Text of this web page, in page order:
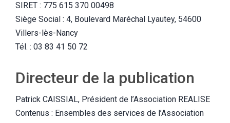
SIRET : 775 615 370 00498
Siège Social : 4, Boulevard Maréchal Lyautey, 54600
Villers-lès-Nancy
Tél. : 03 83 41 50 72
Directeur de la publication
Patrick CAISSIAL, Président de l’Association REALISE
Contenus : Ensembles des services de l’Association